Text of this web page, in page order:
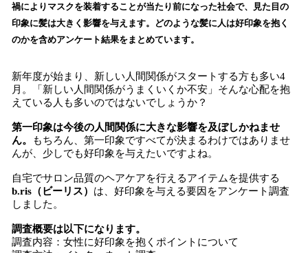
込
み
中
す
禍によりマスクを装着することが当たり前になった社会で、見た目の
印象に髪は大きく影響を与えます。どのような髪に人は好印象を抱く
のかを含めアンケート結果をまとめています。
新年度が始まり、新しい人間関係がスタートする方も多い4
月。「新しい人間関係がうまくいくか不安」そんな心配を抱
えている人も多いのではないでしょうか？
第一印象は今後の人間関係に大きな影響を及ぼしかねませ
ん。
もちろん、第一印象ですべてが決まるわけではありませ
んが、少しでも好印象を与えたいですよね。
自宅でサロン品質のヘアケアを行えるアイテムを提供する
b.ris（ビーリス） は、好印象を与える要因をアンケート調査
しました。
調査概要は以下になります。
調査内容：女性に好印象を抱くポイントについて